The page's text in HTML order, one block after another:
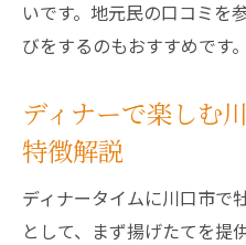
いです。地元民の口コミを
びをするのもおすすめです。
ディナーで楽しむ
特徴解説
ディナータイムに川口市で
として、まず揚げたてを提